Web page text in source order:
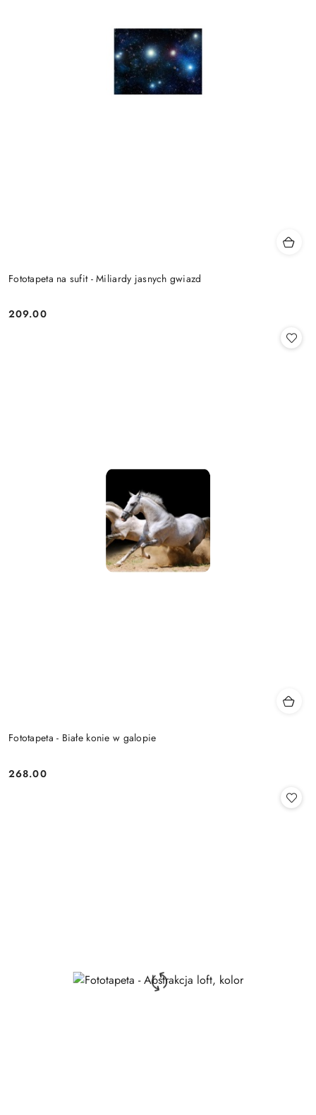
Fototapeta na sufit - Miliardy jasnych gwiazd
Cena:
209.00
Fototapeta - Białe konie w galopie
Cena:
268.00